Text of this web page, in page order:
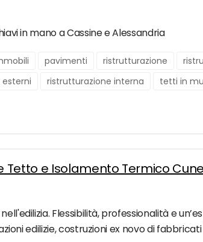
in mano a Cassine e Alessandria
pavimenti ristrutturazione
ristrutturazione interna tetti in
Tetto e Isolamento Termico
Flessibilità, professionalità e
edilizie, costruzioni ex novo di